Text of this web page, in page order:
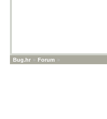
Bug.hr » Forum »